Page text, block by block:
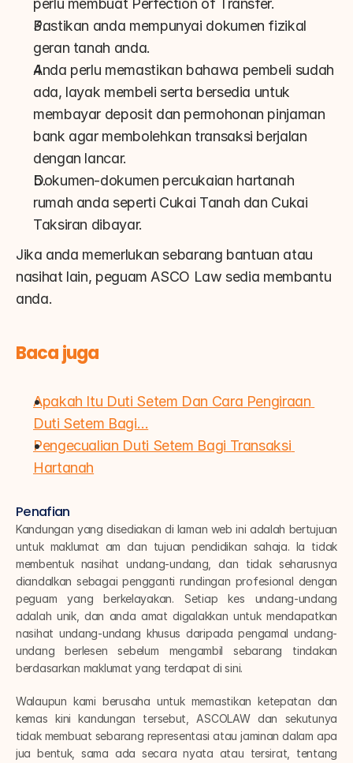
perlu membuat Perfection of Transfer.
Pastikan anda mempunyai dokumen fizikal
geran tanah anda.
Anda perlu memastikan bahawa pembeli sudah
ada, layak membeli serta bersedia untuk
membayar deposit dan permohonan pinjaman
bank agar membolehkan transaksi berjalan
dengan lancar.
Dokumen-dokumen percukaian hartanah
rumah anda seperti Cukai Tanah dan Cukai
Taksiran dibayar.
Jika anda memerlukan sebarang bantuan atau
nasihat lain, peguam ASCO Law sedia membantu
anda.
Baca juga
Apakah Itu Duti Setem Dan Cara Pengiraan
Duti Setem Bagi…
Pengecualian Duti Setem Bagi Transaksi
Hartanah
Penafian
Kandungan yang disediakan di laman web ini adalah bertujuan
untuk maklumat am dan tujuan pendidikan sahaja. Ia tidak
membentuk nasihat undang-undang, dan tidak seharusnya
diandalkan sebagai pengganti rundingan profesional dengan
peguam yang berkelayakan. Setiap kes undang-undang
adalah unik, dan anda amat digalakkan untuk mendapatkan
nasihat undang-undang khusus daripada pengamal undang-
undang berlesen sebelum mengambil sebarang tindakan
berdasarkan maklumat yang terdapat di sini.
Walaupun kami berusaha untuk memastikan ketepatan dan
kemas kini kandungan tersebut, ASCOLAW dan sekutunya
tidak membuat sebarang representasi atau jaminan dalam apa
jua bentuk, sama ada secara nyata atau tersirat, tentang